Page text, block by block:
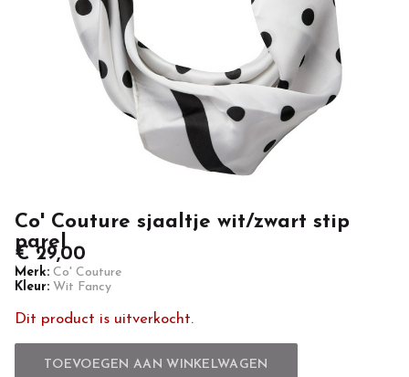
Newlands
Casuals
Co' Couture sjaaltje wit/zwart stip
parel
€ 29,00
Merk: Co' Couture
Kleur: Wit Fancy
Dit product is uitverkocht.
TOEVOEGEN AAN WINKELWAGEN